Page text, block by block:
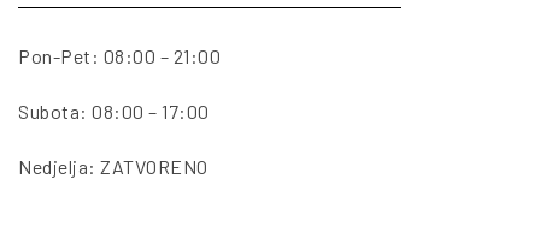
Pon-Pet: 08:00 – 21:00
Subota: 08:00 – 17:00
Nedjelja: ZATVORENO